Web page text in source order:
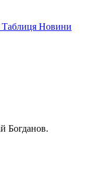
Таблиця Новини
Богданов.